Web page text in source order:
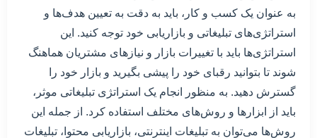
به عنوان یک کسب و کار، باید به دقت به تعیین هدف‌ها و
استراتژی‌های تبلیغاتی و بازاریابی خود توجه کنید. این
استراتژی‌ها باید با تغییرات بازار و نیازهای مشتریان هماهنگ
شوند تا بتوانید رقبای خود را پیشی بگیرید و بازار خود را
گسترش دهید. به منظور انجام یک استراتژی تبلیغاتی موثر،
باید از ابزارها و روش‌های مختلف استفاده کرد. از جمله این
روش‌ها می‌توان به تبلیغات اینترنتی، بازاریابی محتوا، تبلیغات